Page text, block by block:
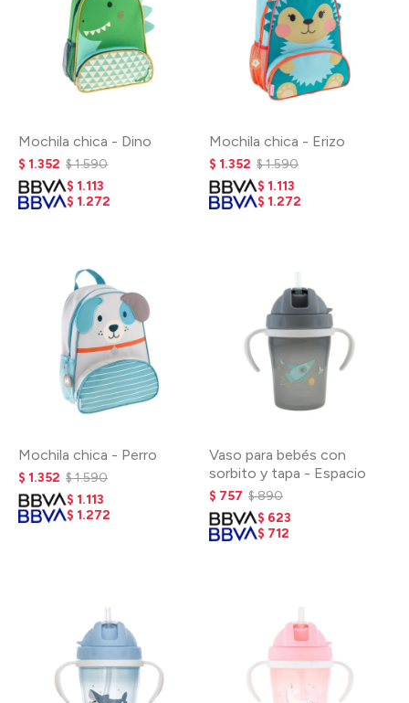
Mochila chica - Dino
$ 1.352 $1.590
$ 1.113
$ 1.272
Mochila chica - Erizo
$ 1.352 $1.590
$ 1.113
$ 1.272
Mochila chica - Perro
$ 1.352 $1.590
$ 1.113
$ 1.272
Vaso para bebés con
sorbito y tapa - Espacio
$ 757 $890
$ 623
$ 712